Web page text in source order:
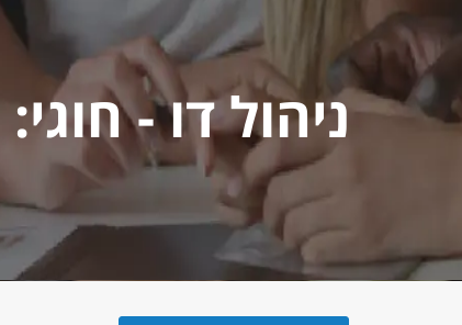
ניהול דו -